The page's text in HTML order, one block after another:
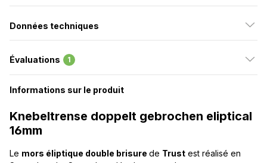
Données techniques
Évaluations 1
Informations sur le produit
Knebeltrense doppelt gebrochen eliptical
16mm
Le mors éliptique double brisure de Trust est réalisé en